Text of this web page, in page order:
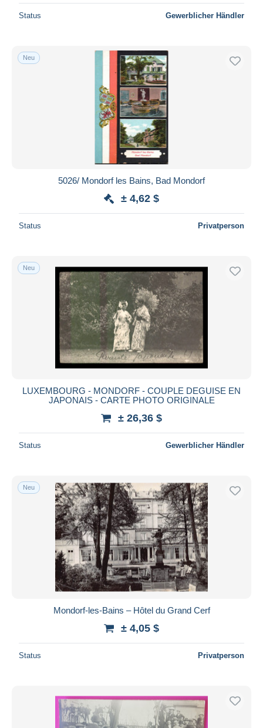
Status Gewerblicher Händler
Neu
5026/ Mondorf les Bains, Bad Mondorf
± 4,62 $
Status Privatperson
Neu
LUXEMBOURG - MONDORF - COUPLE DEGUISE EN
JAPONAIS - CARTE PHOTO ORIGINALE
± 26,36 $
Status Gewerblicher Händler
Neu
Mondorf-les-Bains – Hôtel du Grand Cerf
± 4,05 $
Status Privatperson